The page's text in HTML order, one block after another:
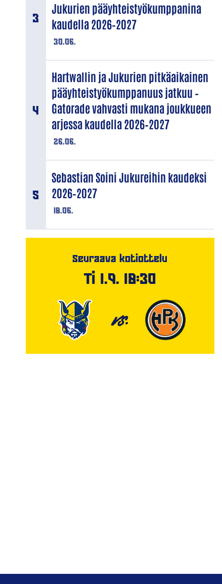
30.06.
Jukurien pääyhteistyökumppanina
kaudella 2026–2027
26.06.
Hartwallin ja Jukurien pitkäaikainen
pääyhteistyökumppanuus jatkuu –
Gatorade vahvasti mukana joukkueen
arjessa kaudella 2026–2027
18.06.
Sebastian Soini Jukureihin kaudeksi
2026–2027
Seuraava kotiottelu
Ti 1.9. 18:30
VS.